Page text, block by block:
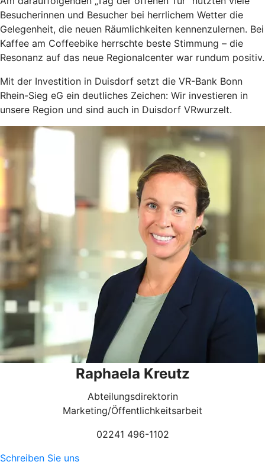
Besucherinnen und Besucher bei herrlichem Wetter die
Gelegenheit, die neuen Räumlichkeiten kennenzulernen. Bei
Kaffee am Coffeebike herrschte beste Stimmung – die
Resonanz auf das neue Regionalcenter war rundum positiv.
Mit der Investition in Duisdorf setzt die VR-Bank Bonn
Rhein-Sieg eG ein deutliches Zeichen: Wir investieren in
unsere Region und sind auch in Duisdorf VRwurzelt.
Raphaela Kreutz
Abteilungsdirektorin
Marketing/Öffentlichkeitsarbeit
02241 496-1102
Schreiben Sie uns